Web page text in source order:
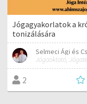
Jógagyakorlatok a
tonizálására
Selmeci Ági és
Jógaoktató,
2